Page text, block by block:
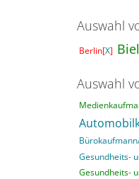
Auswahl
Berlin[X]
Auswahl
Gesundheits-
Gesundheits-